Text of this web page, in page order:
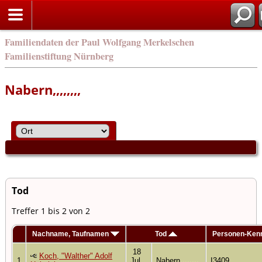
Familiendaten der Paul Wolfgang Merkelschen
Familienstiftung Nürnberg
Nabern,,,,,,,,
Tod
Treffer 1 bis 2 von 2
Nachname, Taufnamen Tod Personen-
Koch, "Walther" Adolf
18